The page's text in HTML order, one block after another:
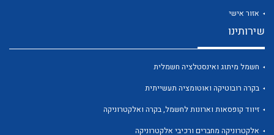
לכל מוצרי היצרן
אזור אישי
שירותינו
חשמל מיתוג ואינסטלציה חשמלית
בקרה רובוטיקה ואוטומציה תעשייתית
זיווד קופסאות וארונות לחשמל, בקרה ואלקטרוניקה
אלקטרוניקה מחברים ורכיבי אלקטרוניקה